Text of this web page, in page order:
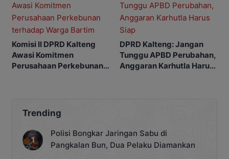
Komisi II DPRD Kalteng
Awasi Komitmen
Perusahaan Perkebunan
DPRD Kalteng: Jangan
Tunggu APBD Perubahan,
Anggaran Karhutla Harus
Trending
Polisi Bongkar Jaringan Sabu di
Pangkalan Bun, Dua Pelaku Diamankan